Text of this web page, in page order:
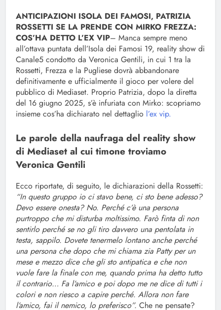
ANTICIPAZIONI ISOLA DEI FAMOSI, PATRIZIA
ROSSETTI SE LA PRENDE CON MIRKO FREZZA:
COS’HA DETTO L’EX VIP– Manca sempre meno
all’ottava puntata dell’Isola dei Famosi 19, reality show di
Canale5 condotto da Veronica Gentili, in cui 1 tra la
Rossetti, Frezza e la Pugliese dovrà abbandonare
definitivamente e ufficialmente il gioco per volere del
pubblico di Mediaset. Proprio Patrizia, dopo la diretta
del 16 giugno 2025, s’è infuriata con Mirko: scopriamo
insieme cos’ha dichiarato nel dettaglio l’ex vip.
Le parole della naufraga del reality show
di Mediaset al cui timone troviamo
Veronica Gentili
Ecco riportate, di seguito, le dichiarazioni della Rossetti:
“In questo gruppo io ci stavo bene, ci sto bene adesso?
Devo essere onesta? No. Perché c’è una persona
purtroppo che mi disturba moltissimo. Farò finta di non
sentirlo perché se no gli tiro davvero una pentolata in
testa, sappilo. Dovete tenermelo lontano anche perché
una persona che dopo che mi chiama zia Patty per un
mese e mezzo dice che gli sto antipatica e che non
vuole fare la finale con me, quando prima ha detto tutto
il contrario… Fa l’amico e poi dopo me ne dice di tutti i
colori e non riesco a capire perché. Allora non fare
l’amico, fai il nemico, lo preferisco”. Che ne pensate?